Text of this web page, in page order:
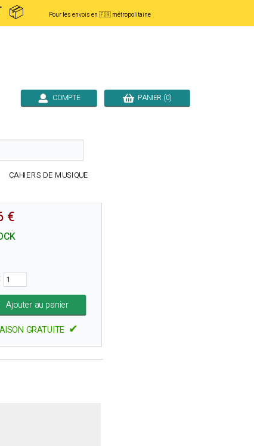
📦 Pour les envois en 🇫🇷 métropolitaine
COMPTE PANIER (0)
CAHIERS DE MUSIQUE
€
au panier
GRATUITE ✔